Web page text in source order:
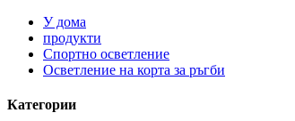
У дома
продукти
Спортно осветление
Осветление на корта за ръгби
Категории